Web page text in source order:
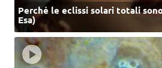
Perché le eclissi solari totali
Esa)